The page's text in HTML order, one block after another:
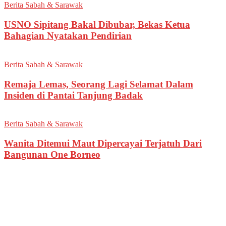
Berita Sabah & Sarawak
USNO Sipitang Bakal Dibubar, Bekas Ketua
Bahagian Nyatakan Pendirian
Berita Sabah & Sarawak
Remaja Lemas, Seorang Lagi Selamat Dalam
Insiden di Pantai Tanjung Badak
Berita Sabah & Sarawak
Wanita Ditemui Maut Dipercayai Terjatuh Dari
Bangunan One Borneo